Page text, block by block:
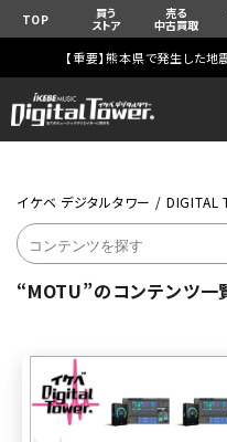
TOP 買う
ストア
売る
中古買取
【重要】熊本県で発生した
イケベ デジタルタワー / DIGITAL
“MOTU”のコンテンツ一